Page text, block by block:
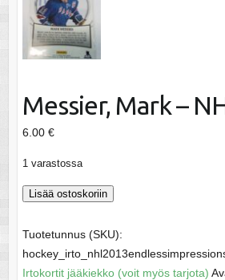
Messier, Mark –
6.00 €
1 varastossa
Messier,
-
NHL
2013
Lisää ostoskoriin
Tuotetunnus (SKU):
Irtokortit jääkiekko (voit myös tarjota)